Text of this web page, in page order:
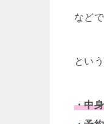
などで
とい
・中